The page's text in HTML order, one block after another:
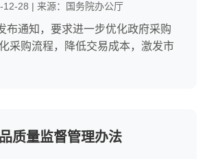
12-28 | 来源：国务院办公厅
布通知，要求进一步优化政府采购
采购流程，降低交易成本，激发市
质量监督管理办法